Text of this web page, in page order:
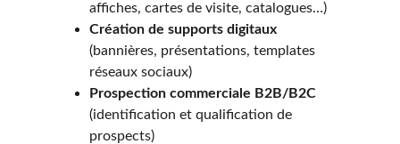
affiches, cartes de visite, catalogues…)
Création de supports digitaux
(bannières, présentations, templates
réseaux sociaux)
Prospection commerciale B2B/B2C
(identification et qualification de
prospects)